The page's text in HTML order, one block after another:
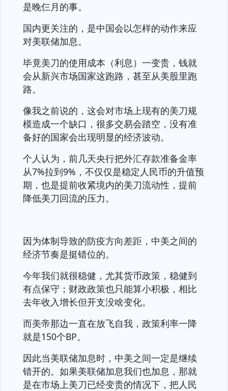
是晚仨月的事。
国内更关注的，是中国会以怎样的动作来应
对美联储加息。
毕竟美刀的使用成本（利息）一变贵，钱就
会从新兴市场国家这跑路，甚至从美股里跑
路。
像我之前说的，这会对市场上现有的美刀规
模造成一个缺口，很多交易会踏空，没有准
备好的国家会出现明显的经济波动。
个人认为，前几天央行把外汇存款准备金率
从7%拉到9%，不仅仅是稳定人民币的升值预
期，也是提前收紧境内的美刀流动性，提前
降低美刀回流的压力。
因为体制导致的防疫方向差距，中美之间的
经济节奏是挺错位的。
今年我们就很稳健，尤其货币政策，稳健到
有点保守；财政政策也只能算小积极，相比
去年收入增长但开支没啥变化。
而美帝那边一直在放飞自我，政策利率一降
就是150个BP。
因此当美联储加息时，中美之间一定是继续
错开的。如果美联储加息我们也加息，那就
是在市场上美刀已经变贵的情况下，把人民